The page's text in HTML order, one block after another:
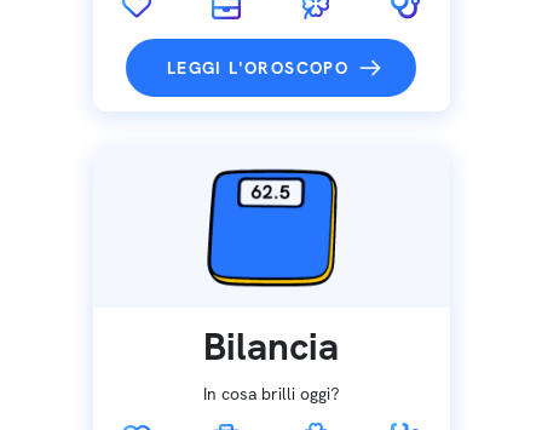
LEGGI L'OROSCOPO
Bilancia
In cosa brilli oggi?